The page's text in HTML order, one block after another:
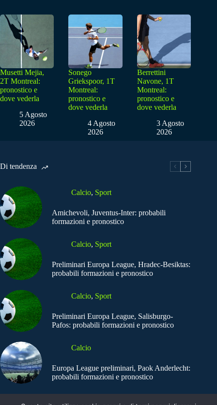
Musetti Mejia,
2T Montreal:
pronostico e
dove vederla
5 Agosto
2026
Sonego
Griekspoor, 1T
Montreal:
pronostico e
dove vederla
4 Agosto
2026
Berrettini
Navone, 1T
Montreal:
pronostico e
dove vederla
3 Agosto
2026
Di tendenza
Calcio, Sport
Amichevoli, Juventus-Inter: probabili
formazioni e pronostico
Calcio, Sport
Preliminari Europa League, Hradec-Besiktas:
probabili formazioni e pronostico
Calcio, Sport
Preliminari Europa League, Salisburgo-
Pafos: probabili formazioni e pronostico
Calcio
Europa League preliminari, Paok Anderlecht:
probabili formazioni e pronostico